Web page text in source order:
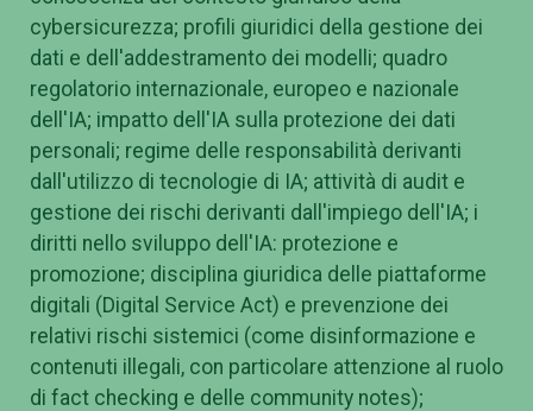
cybersicurezza; profili giuridici della gestione dei
dati e dell'addestramento dei modelli; quadro
regolatorio internazionale, europeo e nazionale
dell'IA; impatto dell'IA sulla protezione dei dati
personali; regime delle responsabilità derivanti
dall'utilizzo di tecnologie di IA; attività di audit e
gestione dei rischi derivanti dall'impiego dell'IA; i
diritti nello sviluppo dell'IA: protezione e
promozione; disciplina giuridica delle piattaforme
digitali (Digital Service Act) e prevenzione dei
relativi rischi sistemici (come disinformazione e
contenuti illegali, con particolare attenzione al ruolo
di fact checking e delle community notes);